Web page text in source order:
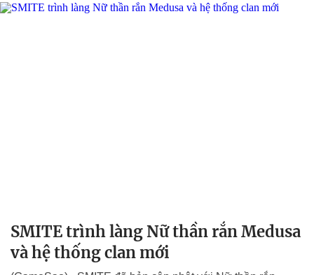
SMITE trình làng Nữ thần rắn Medusa
và hệ thống clan mới